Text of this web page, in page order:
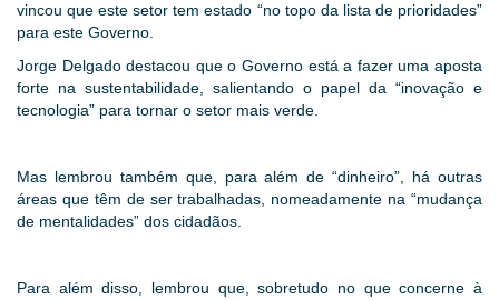
vincou que este setor tem estado “no topo da lista de prioridades”
para este Governo.
Jorge Delgado destacou que o Governo está a fazer uma aposta
forte na sustentabilidade, salientando o papel da “inovação e
tecnologia” para tornar o setor mais verde.
Mas lembrou também que, para além de “dinheiro”, há outras
áreas que têm de ser trabalhadas, nomeadamente na “mudança
de mentalidades” dos cidadãos.
Para além disso, lembrou que, sobretudo no que concerne à